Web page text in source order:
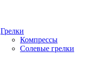
Грелки
Компрессы
Солевые грелки